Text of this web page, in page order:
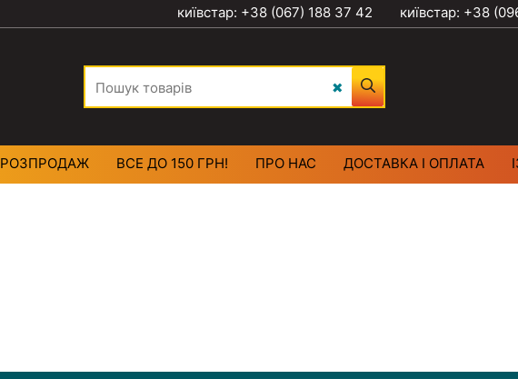
київстар: +38 (067) 188 37 42 київстар: +38
РОЗПРОДАЖ ВСЕ ДО 150 ГРН! ПРО НАС ДОСТАВКА І ОПЛАТА